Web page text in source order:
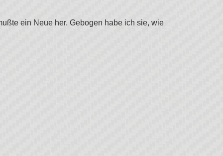
ein Neue her. Gebogen habe ich sie, wie